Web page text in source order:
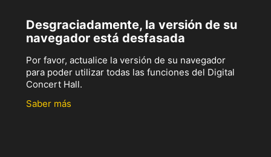
Desgraciadamente, la versión de su
navegador está desfasada
Por favor, actualice la versión de su navegador
para poder utilizar todas las funciones del Digital
Concert Hall.
Saber más